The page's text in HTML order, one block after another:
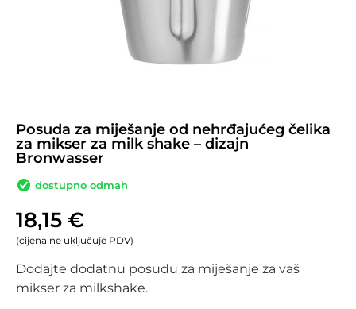
Posuda za miješanje od nehrđajućeg čelika
za mikser za milk shake – dizajn
Bronwasser
dostupno odmah
18,15 €
(cijena ne uključuje PDV)
Dodajte dodatnu posudu za miješanje za vaš
mikser za milkshake.